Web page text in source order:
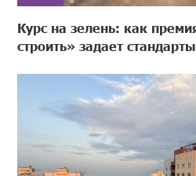
Курс на зелень: как
строить» задает